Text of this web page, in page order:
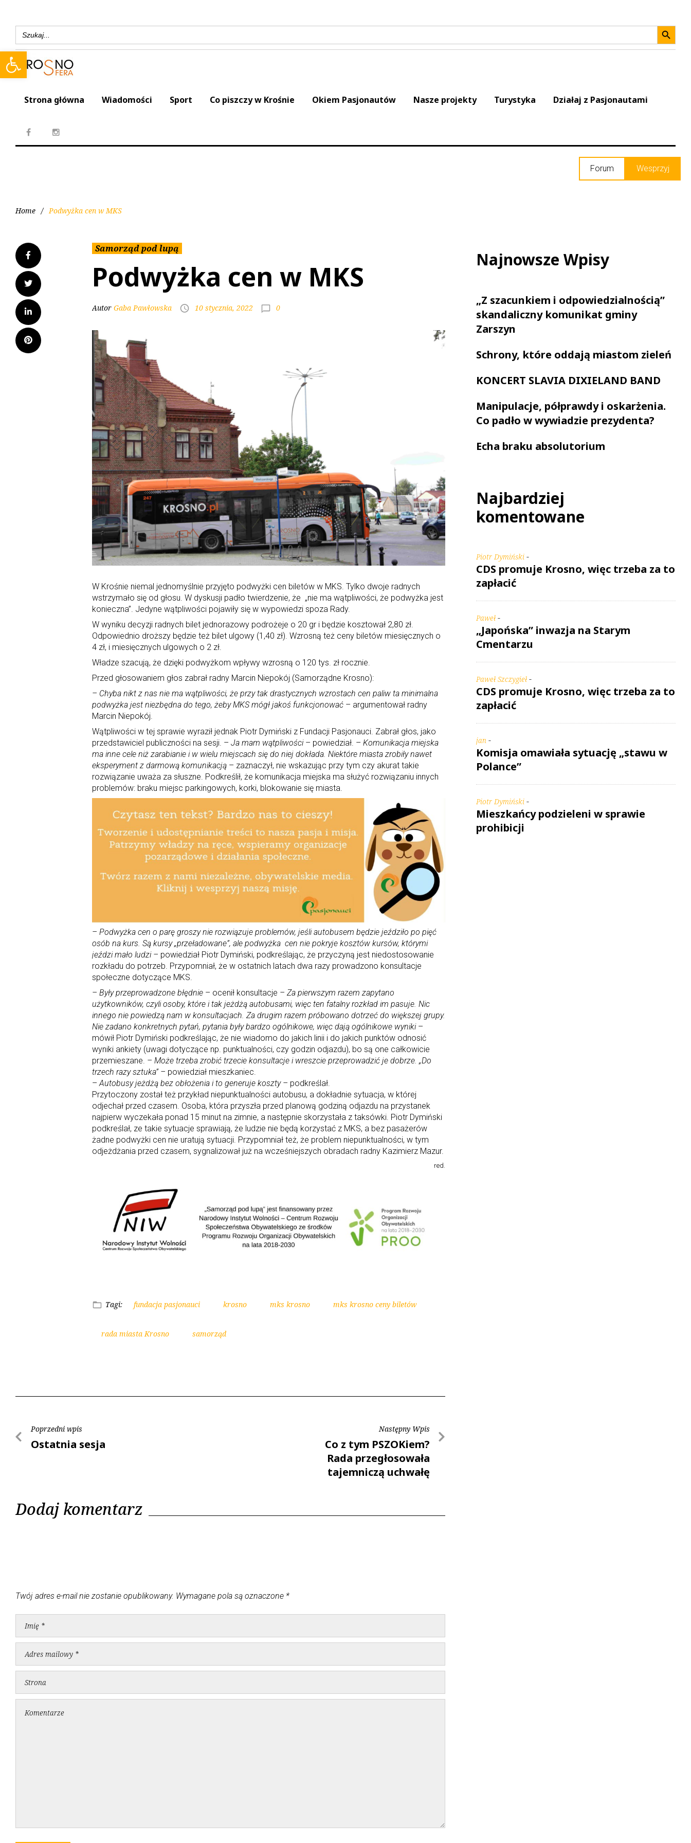
Open toolbar
Search
for:
Search
Strona główna Wiadomości Sport Co piszczy w Krośnie Okiem Pasjonautów Nasze projekty Turystyka Działaj z Pasjonautami
Forum Wesprzyj
Home / Podwyżka cen w MKS
Samorząd pod lupą
Podwyżka cen w MKS
Autor Gaba Pawłowska 10 stycznia, 2022 0
W Krośnie niemal jednomyślnie przyjęto podwyżki cen biletów w MKS. Tylko dwoje radnych
wstrzymało się od głosu. W dyskusji padło twierdzenie, że „nie ma wątpliwości, że podwyżka jest
konieczna”. Jedyne wątpliwości pojawiły się w wypowiedzi spoza Rady.
W wyniku decyzji radnych bilet jednorazowy podrożeje o 20 gr i będzie kosztował 2,80 zł.
Odpowiednio droższy będzie też bilet ulgowy (1,40 zł). Wzrosną też ceny biletów miesięcznych o
4 zł, i miesięcznych ulgowych o 2 zł.
Władze szacują, że dzięki podwyżkom wpływy wzrosną o 120 tys. zł rocznie.
Przed głosowaniem głos zabrał radny Marcin Niepokój (Samorządne Krosno):
– Chyba nikt z nas nie ma wątpliwości, że przy tak drastycznych wzrostach cen paliw ta minimalna
podwyżka jest niezbędna do tego, żeby MKS mógł jakoś funkcjonować – argumentował radny
Marcin Niepokój.
Wątpliwości w tej sprawie wyraził jednak Piotr Dymiński z Fundacji Pasjonauci. Zabrał głos, jako
przedstawiciel publiczności na sesji. – Ja mam wątpliwości– powiedział. – Komunikacja miejska
ma inne cele niż zarabianie i w wielu miejscach się do niej dokłada. Niektóre miasta zrobiły nawet
eksperyment z darmową komunikacją – zaznaczył, nie wskazując przy tym czy akurat takie
rozwiązanie uważa za słuszne. Podkreślił, że komunikacja miejska ma służyć rozwiązaniu innych
problemów: braku miejsc parkingowych, korki, blokowanie się miasta.
– Podwyżka cen o parę groszy nie rozwiązuje problemów, jeśli autobusem będzie jeździło po pięć
osób na kurs. Są kursy „przeładowane”, ale podwyżka cen nie pokryje kosztów kursów, którymi
jeździ mało ludzi – powiedział Piotr Dymiński, podkreślając, że przyczyną jest niedostosowanie
rozkładu do potrzeb. Przypomniał, że w ostatnich latach dwa razy prowadzono konsultacje
społeczne dotyczące MKS.
– Były przeprowadzone błędnie – ocenił konsultacje – Za pierwszym razem zapytano
użytkowników, czyli osoby, które i tak jeżdżą autobusami, więc ten fatalny rozkład im pasuje. Nic
innego nie powiedzą nam w konsultacjach. Za drugim razem próbowano dotrzeć do większej grupy.
Nie zadano konkretnych pytań, pytania były bardzo ogólnikowe, więc dają ogólnikowe wyniki–
mówił Piotr Dymiński podkreślając, że nie wiadomo do jakich linii i do jakich punktów odnosić
wyniki ankiety (uwagi dotyczące np. punktualności, czy godzin odjazdu), bo są one całkowicie
przemieszane. – Może trzeba zrobić trzecie konsultacje i wreszcie przeprowadzić je dobrze. „Do
trzech razy sztuka” – powiedział mieszkaniec.
–Autobusy jeżdżą bez obłożenia i to generuje koszty – podkreślał.
Przytoczony został też przykład niepunktualności autobusu, a dokładnie sytuacja, w której
odjechał przed czasem. Osoba, która przyszła przed planową godziną odjazdu na przystanek
najpierw wyczekała ponad 15 minut na zimnie, a następnie skorzystała z taksówki. Piotr Dymiński
podkreślał, ze takie sytuacje sprawiają, że ludzie nie będą korzystać z MKS, a bez pasażerów
żadne podwyżki cen nie uratują sytuacji. Przypomniał też, że problem niepunktualności, w tym
odjeżdżania przed czasem, sygnalizował już na wcześniejszych obradach radny Kazimierz Mazur.
red.
Tagi: fundacja pasjonauci krosno mks krosno mks krosno ceny biletów
rada miasta Krosno samorząd
Poprzedni wpis
Ostatnia sesja
Następny Wpis
Co z tym PSZOKiem?
Rada przegłosowała
tajemniczą uchwałę
Dodaj komentarz
Twój adres e-mail nie zostanie opublikowany. Wymagane pola są oznaczone *
Najnowsze Wpisy
„Z szacunkiem i odpowiedzialnością”
skandaliczny komunikat gminy
Zarszyn
Schrony, które oddają miastom zieleń
KONCERT SLAVIA DIXIELAND BAND
Manipulacje, półprawdy i oskarżenia.
Co padło w wywiadzie prezydenta?
Echa braku absolutorium
Najbardziej
komentowane
Piotr Dymiński -
CDS promuje Krosno, więc trzeba za to
zapłacić
Paweł -
„Japońska” inwazja na Starym
Cmentarzu
Paweł Szczygieł -
CDS promuje Krosno, więc trzeba za to
zapłacić
jan -
Komisja omawiała sytuację „stawu w
Polance”
Piotr Dymiński -
Mieszkańcy podzieleni w sprawie
prohibicji